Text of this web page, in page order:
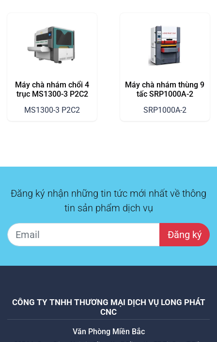
Máy chà nhám chổi 4
trục MS1300-3 P2C2
MS1300-3 P2C2
Máy chà nhám thùng 9
tấc SRP1000A-2
SRP1000A-2
Đăng ký nhận những tin tức mới nhất về thông
tin sản phẩm dịch vụ
Đăng ký
CÔNG TY TNHH THƯƠNG MẠI DỊCH VỤ LONG PHÁT
CNC
Văn Phòng Miền Bắc